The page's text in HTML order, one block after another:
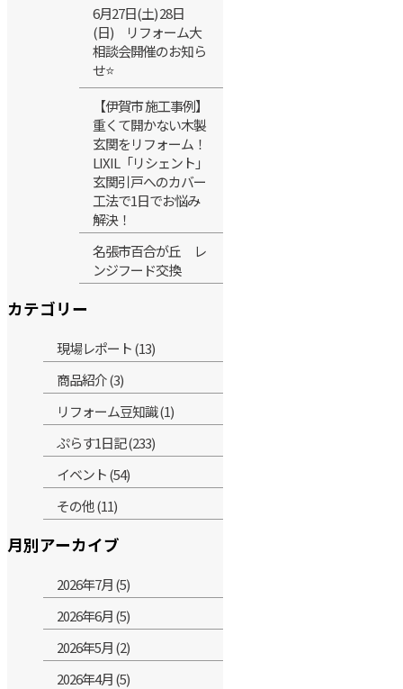
6月27日(土) 28日
(日) リフォーム大
相談会開催のお知ら
せ⭐
【伊賀市 施工事例】
重くて開かない木製
玄関をリフォーム！
LIXIL「リシェント」
玄関引戸へのカバー
工法で1日でお悩み
解決！
名張市百合が丘 レ
ンジフード交換
カテゴリー
現場レポート (13)
商品紹介 (3)
リフォーム豆知識 (1)
ぷらす1日記 (233)
イベント (54)
その他 (11)
月別アーカイブ
2026年7月 (5)
2026年6月 (5)
2026年5月 (2)
2026年4月 (5)